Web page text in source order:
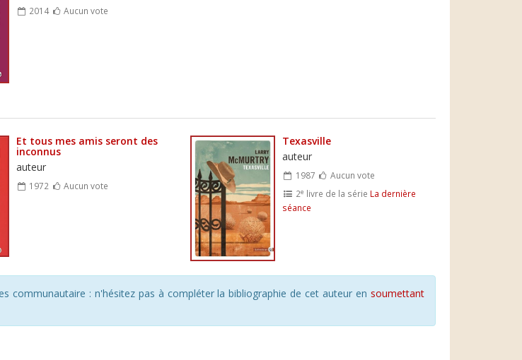
2014 Aucun vote
Et tous mes amis seront des
inconnus
auteur
1972 Aucun vote
Texasville
auteur
1987
Aucun vote
2e livre de la série La dernière
séance
communautaire : n'hésitez pas à compléter la bibliographie de cet auteur en soumettant